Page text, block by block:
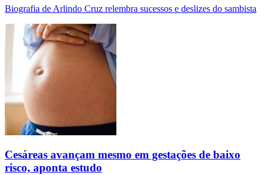
Biografia de Arlindo Cruz relembra sucessos e deslizes do sambista
Cesáreas avançam mesmo em gestações de baixo
risco, aponta estudo